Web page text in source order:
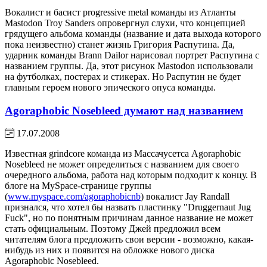
Вокалист и басист progressive metal команды из Атланты
Mastodon Troy Sanders опровергнул слухи, что концепцией
грядущего альбома команды (название и дата выхода которого
пока неизвестно) станет жизнь Григория Распутина. Да,
ударник команды Brann Dailor нарисовал портрет Распутина с
названием группы. Да, этот рисунок Mastodon использовали
на футболках, постерах и стикерах. Но Распутин не будет
главным героем нового эпического опуса команды.
Agoraphobic Nosebleed думают над названием
17.07.2008
Известная grindcore команда из Массачусетса Agoraphobic
Nosebleed не может определиться с названием для своего
очередного альбома, работа над которым подходит к концу. В
блоге на MySpace-странице группы
(www.myspace.com/agoraphobicnb) вокалист Jay Randall
признался, что хотел бы назвать пластинку "Druggernaut Jug
Fuck", но по понятным причинам данное название не может
стать официальным. Поэтому Джей предложил всем
читателям блога предложить свои версии - возможно, какая-
нибудь из них и появится на обложке нового диска
Agoraphobic Nosebleed.